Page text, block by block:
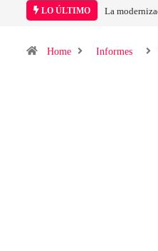
LO ÚLTIMO
un cambio en el modelo operativoLos
Home Informes